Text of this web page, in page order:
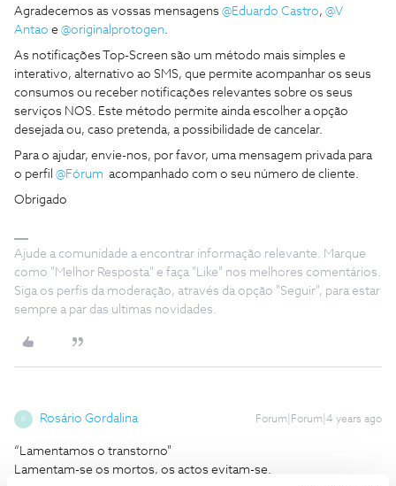
Agradecemos as vossas mensagens @Eduardo Castro, @V
Antao e @originalprotogen.
As notificações Top-Screen são um método mais simples e
interativo, alternativo ao SMS, que permite acompanhar os seus
consumos ou receber notificações relevantes sobre os seus
serviços NOS. Este método permite ainda escolher a opção
desejada ou, caso pretenda, a possibilidade de cancelar.
Para o ajudar, envie-nos, por favor, uma mensagem privada para
o perfil @Fórum acompanhado com o seu número de cliente.
Obrigado
Ajude a comunidade a encontrar informação relevante. Marque
como "Melhor Resposta" e faça "Like" nos melhores comentários.
Siga os perfis da moderação, através da opção "Seguir", para estar
sempre a par das ultimas novidades.
R Rosário Gordalina Forum|Forum|4 years ago
“Lamentamos o transtorno"
Lamentam-se os mortos, os actos evitam-se.